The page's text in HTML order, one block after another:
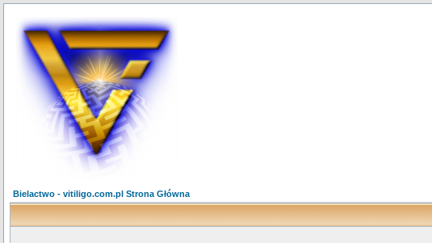
Bielactwo - vitiligo.com.pl Strona Główna